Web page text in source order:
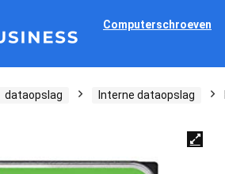
Computerschroeven
dataopslag Interne dataopslag